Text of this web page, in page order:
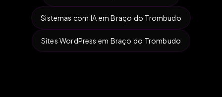
Sistemas com IA em Braço do Trombudo
Sites WordPress em Braço do Trombudo